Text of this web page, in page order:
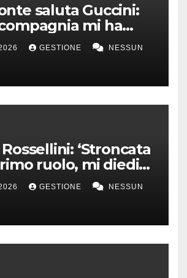
saluta Guccini:
mi ha
GESTIONE NESSUN
‘Stroncata
ruolo, mi diedi
GESTIONE NESSUN